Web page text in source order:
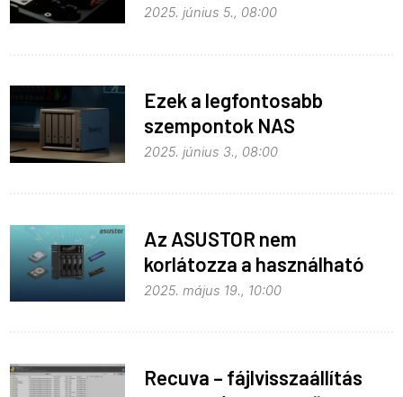
2025. június 5., 08:00
Ezek a legfontosabb
szempontok NAS
vásárlásakor
2025. június 3., 08:00
Az ASUSTOR nem
korlátozza a használható
HDD-k típusát
2025. május 19., 10:00
Recuva – fájlvisszaállítás